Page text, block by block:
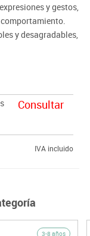
y gestos,
y desagradables,
Consultar
IVA incluido
3-8 años